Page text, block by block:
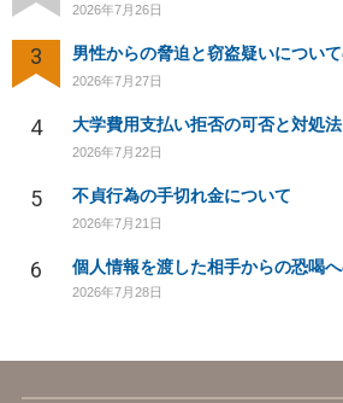
2026年7月26日
3 男性からの脅迫と窃盗疑いについ
2026年7月27日
4 大学費用支払い拒否の可否と対処
2026年7月22日
5 不貞行為の手切れ金について
2026年7月21日
6 個人情報を渡した相手からの恐喝
2026年7月28日